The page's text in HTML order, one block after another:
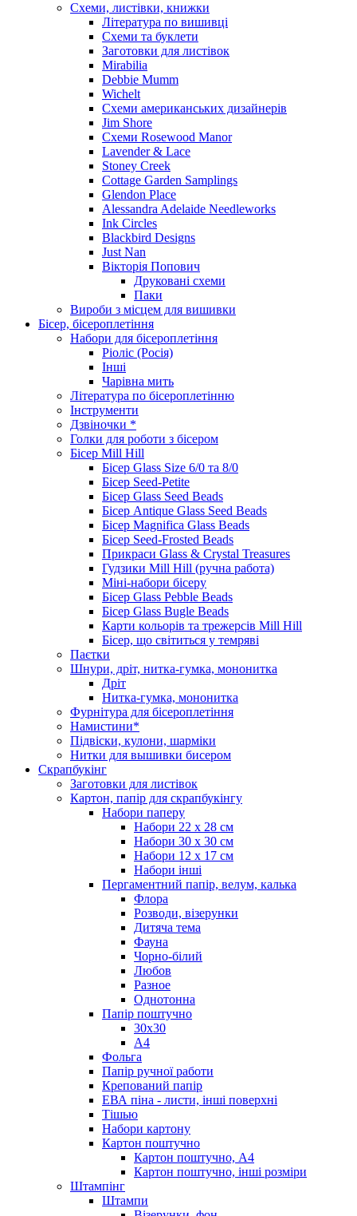
Схеми, листівки, книжки
Література по вишивці
Схеми та буклети
Заготовки для листівок
Mirabilia
Debbie Mumm
Wichelt
Схеми американських дизайнерів
Jim Shore
Cхеми Rosewood Manor
Lavender & Lace
Stoney Creek
Cottage Garden Samplings
Glendon Place
Alessandra Adelaide Needleworks
Ink Circles
Blackbird Designs
Just Nan
Вікторія Попович
Друковані схеми
Паки
Вироби з місцем для вишивки
Бісер, бісероплетіння
Набори для бісероплетіння
Ріоліс (Росія)
Інші
Чарівна мить
Література по бісероплетінню
Інструменти
Дзвіночки *
Голки для роботи з бісером
Бісер Mill Hill
Бісер Glass Size 6/0 та 8/0
Бісер Seed-Petite
Бісер Glass Seed Beads
Бісер Antique Glass Seed Beads
Бісер Magnifica Glass Beads
Бісер Seed-Frosted Beads
Прикраси Glass & Crystal Treasures
Гудзики Mill Hill (ручна работа)
Міні-набори бісеру
Бісер Glass Pebble Beads
Бісер Glass Bugle Beads
Карти кольорів та трежерсів Mill Hill
Бісер, що світиться у темряві
Паєтки
Шнури, дріт, нитка-гумка, мононитка
Дріт
Нитка-гумка, мононитка
Фурнітура для бісероплетіння
Намистини*
Підвіски, кулони, шарміки
Нитки для вышивки бисером
Скрапбукінг
Заготовки для листівок
Картон, папір для скрапбукінгу
Набори паперу
Набори 22 х 28 см
Набори 30 х 30 см
Набори 12 х 17 см
Набори інші
Пергаментний папір, велум, калька
Флора
Розводи, візерунки
Дитяча тема
Фауна
Чорно-білий
Любов
Разное
Однотонна
Папір поштучно
30х30
А4
Фольга
Папір ручної работи
Крепований папір
ЕВА піна - листи, інші поверхні
Тішью
Набори картону
Картон поштучно
Картон поштучно, А4
Картон поштучно, інші розміри
Штампінг
Штампи